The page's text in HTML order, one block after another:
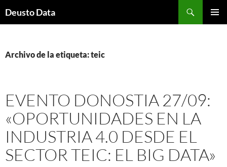
Deusto Data
Archivo de la etiqueta: teic
EVENTO DONOSTIA 27/09:
«OPORTUNIDADES EN LA
INDUSTRIA 4.0 DESDE EL
SECTOR TEIC: EL BIG DATA»